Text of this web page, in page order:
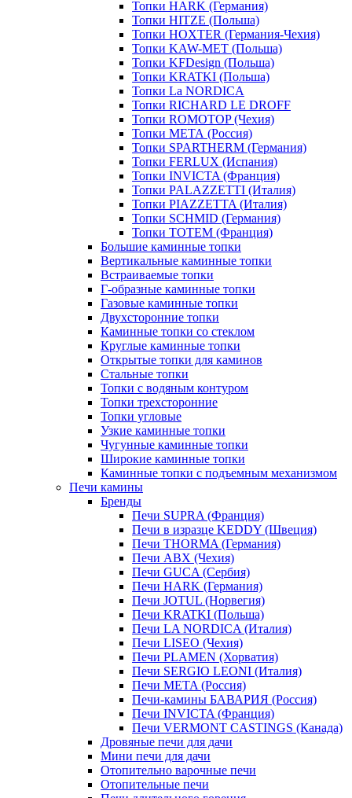
Топки HARK (Германия)
Топки HITZE (Польша)
Топки HOXTER (Германия-Чехия)
Топки KAW-MET (Польша)
Топки KFDesign (Польша)
Топки KRATKI (Польша)
Топки La NORDICA
Топки RICHARD LE DROFF
Топки ROMOTOP (Чехия)
Топки МЕТА (Россия)
Топки SPARTHERM (Германия)
Топки FERLUX (Испания)
Топки INVICTA (Франция)
Топки PALAZZETTI (Италия)
Топки PIAZZETTA (Италия)
Топки SCHMID (Германия)
Топки TOTEM (Франция)
Большие каминные топки
Вертикальные каминные топки
Встраиваемые топки
Г-образные каминные топки
Газовые каминные топки
Двухсторонние топки
Каминные топки со стеклом
Круглые каминные топки
Открытые топки для каминов
Стальные топки
Топки с водяным контуром
Топки трехсторонние
Топки угловые
Узкие каминные топки
Чугунные каминные топки
Широкие каминные топки
Каминные топки с подъемным механизмом
Печи камины
Бренды
Печи SUPRA (Франция)
Печи в изразце KEDDY (Швеция)
Печи THORMA (Германия)
Печи ABX (Чехия)
Печи GUCA (Сербия)
Печи HARK (Германия)
Печи JOTUL (Норвегия)
Печи KRATKI (Польша)
Печи LA NORDICA (Италия)
Печи LISEO (Чехия)
Печи PLAMEN (Хорватия)
Печи SERGIO LEONI (Италия)
Печи META (Россия)
Печи-камины БАВАРИЯ (Россия)
Печи INVICTA (Франция)
Печи VERMONT CASTINGS (Канада)
Дровяные печи для дачи
Мини печи для дачи
Отопительно варочные печи
Отопительные печи